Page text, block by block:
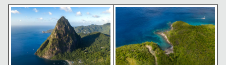
Luftaufnahme des Petit Piton und der umliegenden
Luftaufnahme einer